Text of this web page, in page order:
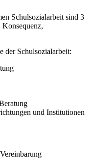
Schulsozialarbeit sind 3
der Schulsozialarbeit:
und Institutionen